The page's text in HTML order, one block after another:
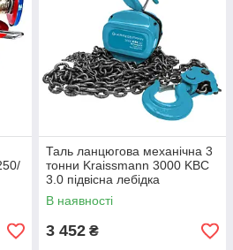
Таль ланцюгова механічна 3
тонни Kraissmann 3000 KBC
3.0 підвісна лебідка
В наявності
3 452 ₴